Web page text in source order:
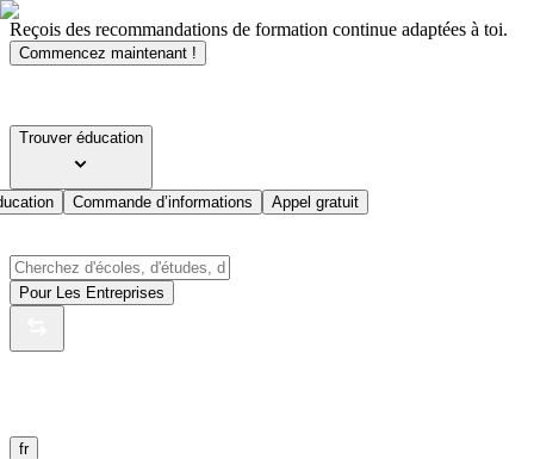
Reçois des recommandations de formation continue adaptées à toi.
Commencez maintenant !
Trouver éducation
Commande d’informations Appel gratuit
Pour Les Entreprises
fr